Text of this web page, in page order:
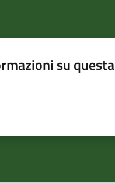
su questa